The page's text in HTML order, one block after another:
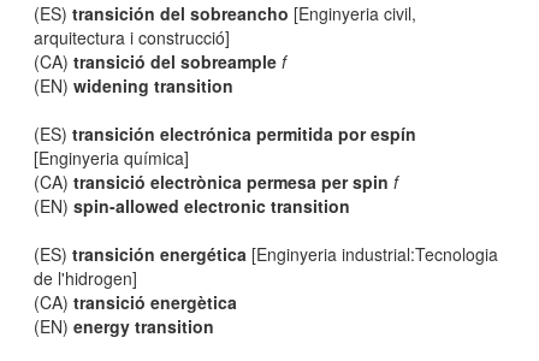
(ES)transición del sobreancho [Enginyeria civil,
arquitectura i construcció]
(CA)transició del sobreample f
(EN)widening transition
(ES)transición electrónica permitida por espín
[Enginyeria química]
(CA)transició electrònica permesa per spin f
(EN)spin-allowed electronic transition
(ES)transición energética [Enginyeria industrial:Tecnologia
de l'hidrogen]
(CA)transició energètica
(EN)energy transition